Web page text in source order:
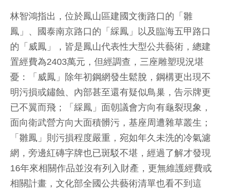
林智鴻指出，位於鳳山區建國文衡路口的「雛
鳳」、國泰南京路口的「綵鳳」以及臨海五甲路口
的「威鳳」，皆是鳳山代表性大型公共藝術，總建
置經費為2403萬元，但經調查，三座雕塑現況堪
憂：「威鳳」除年初鋼網發生鬆脫，鋼構更出現不
明污損或鏽蝕、內部甚至還有疑似鳥巢，告示牌更
已不翼而飛；「綵鳳」面朝議會方向有龜裂現象，
面向衛武營方向大面積髒污，基座周遭雜草叢生；
「雛鳳」則污損程度嚴重，宛如年久未洗的冷氣濾
網，旁邊紅磚字牌也已斑駁不堪，經過了解才發現
16年來相關作品並沒有列入財產，更無維護經費或
相關計畫，文化部全國公共藝術清單也看不到這